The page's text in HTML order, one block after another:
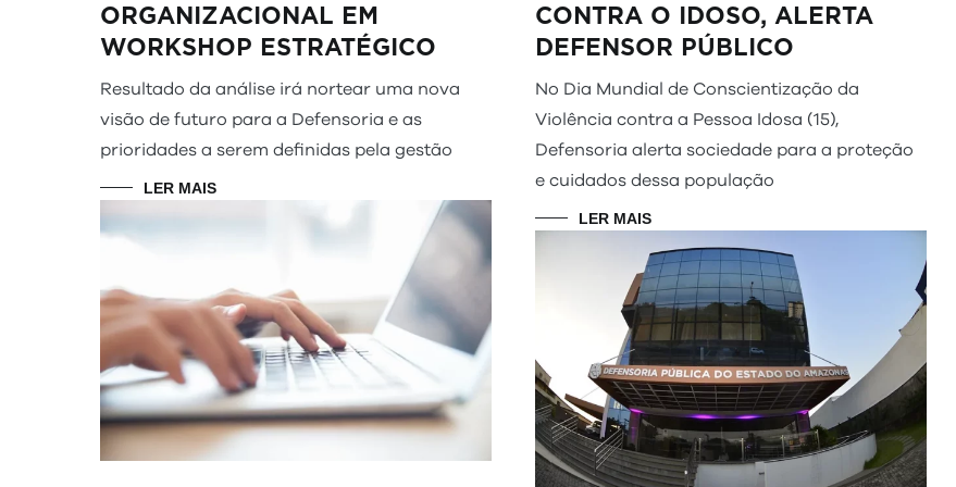
ORGANIZACIONAL EM
WORKSHOP ESTRATÉGICO
Resultado da análise irá nortear uma nova
visão de futuro para a Defensoria e as
prioridades a serem definidas pela gestão
LER MAIS
CONTRA O IDOSO, ALERTA
DEFENSOR PÚBLICO
No Dia Mundial de Conscientização da
Violência contra a Pessoa Idosa (15),
Defensoria alerta sociedade para a proteção
e cuidados dessa população
LER MAIS